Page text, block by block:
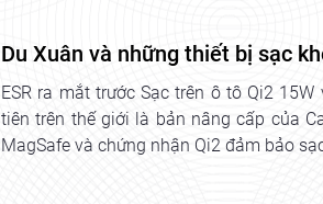
Du Xuân và những thiết bị sạc
ESR ra mắt trước Sạc trên ô tô Qi2
tiên trên thế giới là bản nâng cấp của
MagSafe và chứng nhận Qi2 đảm bảo